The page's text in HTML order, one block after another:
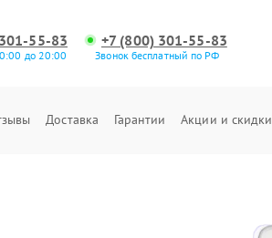
55-83
до 20:00
+7 (800) 301-55-83
Звонок бесплатный по РФ
Доставка Гарантии Акции и скидки